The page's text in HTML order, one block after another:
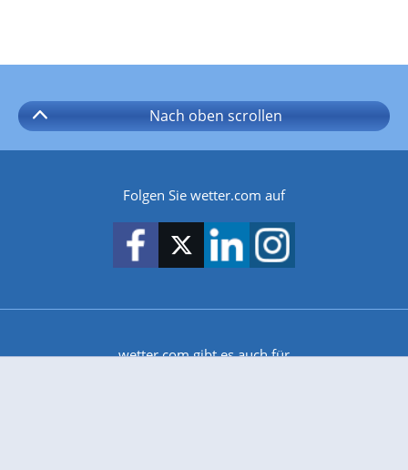
Nach oben scrollen
Folgen Sie wetter.com auf
wetter.com gibt es auch für